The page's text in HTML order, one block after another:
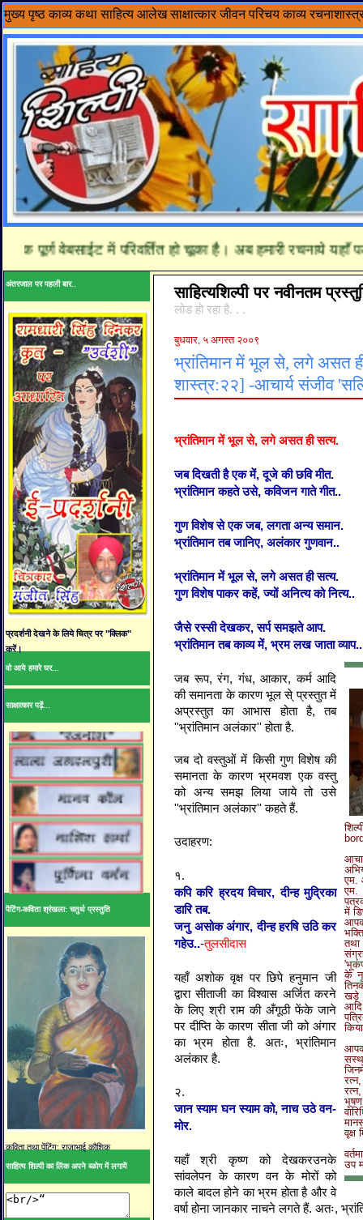
मुख्य पृष्ठ काव्य कथा साहित्य आलेख साक्षात्कार जीवन परिचय काव्य
वेबसाईट में परिवर्तित हो चूका है। अब हमारी रचनाये यहाँ
अंतरजाल पर पहली बार..
प्रदर्शनी देखने के लिये चित्र पर "क्लिक"
करें।
वो आये हमारे घर...
साक्षात्कार पढ़ें...
पेंटिंग-कविता श्रंखला: चतुर्थ प्रस्तुति
कविता तथा पेंटिंग: राजाभाई कौशिक
साहित्य शिल्पी का लिंक अपने ब्ळोग में लगायें
साहित्यशिल्पी पर नवीनतम
लोड हो रहा है. . .
बुधवार, ५ अगस्त २००९
भ्रांतिमान में भूल से, लगे असत
शास्त्र:२२] -आचार्य संजीव
भ्रांतिमान में भूल से, लगे असत ही सत्य.
जब दिखती है एक में, दूजे की छवि मीत.
भ्रांतिमान कहते उसे, कविजन गाते गीत..
गुण विशेष से एक जब, लगता अन्य समान.
भ्रांतिमान तब जानिए, अलंकार गुणवान..
भ्रांतिमान में भूल से, लगे असत ही सत्य.
गुण विशेष पाकर कहें, ज्यों अनित्य को नित्य..
जैसे रस्सी देखकर, सर्प समझते आप.
भ्रांतिमान तब काव्य में, भ्रम लख जाता व्याप..
एम.
में
के
खड़े
वृक्ष
उप
जब रूप,रंग,गंध, आकार,कर्म आदि
की समानता के कारण भूल से् प्रस्तुत में
अप्रस्तुत
का आभास होता है,तब
''भ्रांतिमान अलंकार''होता है.
जब दो वस्तुओं में किसी गुण विशेष की
समानता के कारण भ्रमवश एक वस्तु
को अन्य समझ लिया जाये तो उसे
''भ्रांतिमान अलंकार''कहते हैं.
उदाहरण:
१.
कपि करि ह्रदय विचार, दीन्ह मुद्रिका
डारि तब.
जनु असोक अंगार, दीन्ह हरषि उठि कर
गहेउ..-तुलसीदास
यहाँ अशोक वृक्ष पर छिपे हनुमान जी
द्वारा सीताजी का विश्वास अर्जित करने
के लिए श्री राम की अँगूठी फेंके जाने
पर दीप्ति के कारण सीता जी को अंगार
का
भ्रम होता है. अतः,भ्रांतिमान
अलंकार है.
२.
जान स्याम घन स्याम को, नाच उठे वन-
मोर.
यहाँ श्री कृष्ण को
देखकरउनके
सांवलेपन के कारण वन के मोरों को
काले बादल होने का भ्रम होता है और वे
वर्षा होना जानकार नाचने लगते हैं. अतः,